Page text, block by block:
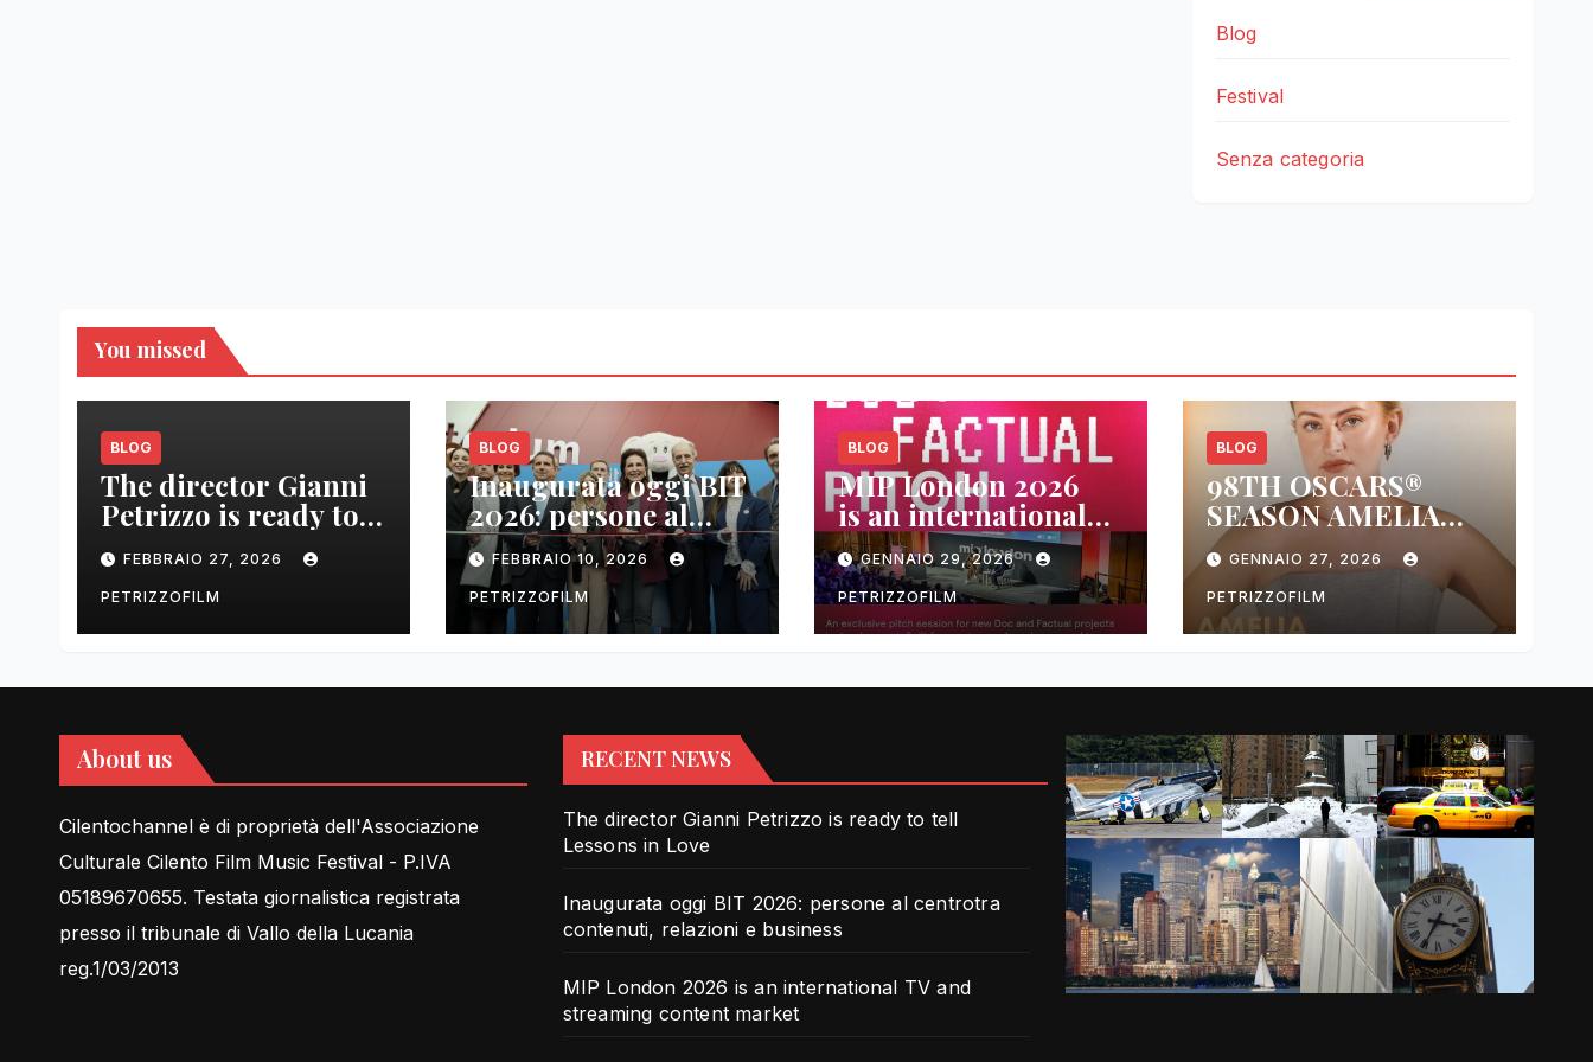
Blog
Festival
Senza categoria
You missed
BLOG
The director Gianni
Petrizzo is ready to
tell Lessons in Love
FEBBRAIO 27, 2026
PETRIZZOFILM
BLOG
Inaugurata oggi BIT
2026: persone al
centrotra contenuti,
relazioni e business
FEBBRAIO 10, 2026
PETRIZZOFILM
BLOG
MIP London 2026
is an international
TV and streaming
content market
GENNAIO 29, 2026
PETRIZZOFILM
BLOG
98TH OSCARS®
SEASON AMELIA
DIMOLDENBERG
RETURNS FOR
THIRD YEAR
GENNAIO 27, 2026
PETRIZZOFILM
About us
Cilentochannel è di proprietà dell'Associazione
Culturale Cilento Film Music Festival - P.IVA
05189670655. Testata giornalistica registrata
presso il tribunale di Vallo della Lucania
reg.1/03/2013
RECENT NEWS
The director Gianni Petrizzo is ready to tell
Lessons in Love
Inaugurata oggi BIT 2026: persone al centrotra
contenuti, relazioni e business
MIP London 2026 is an international TV and
streaming content market